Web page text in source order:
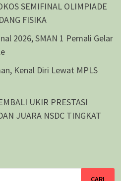
SEMIFINAL OLIMPIADE
FISIKA
2026, SMAN 1 Pemali Gelar
Kenal Diri Lewat MPLS
UKIR PRESTASI
JUARA NSDC TINGKAT